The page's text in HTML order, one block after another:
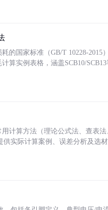
的国家标准（GB/T 10228-2015
算实例表格，涵盖SCB10/
计算方法（理论公式法、查表
供实际计算案例、误差分析及选